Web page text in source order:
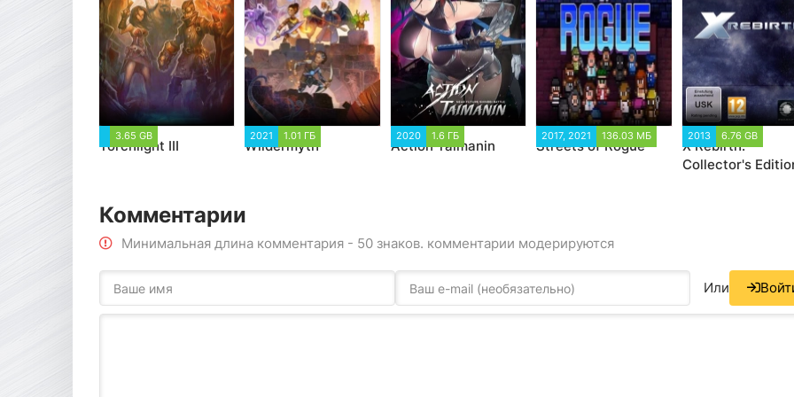
3.65 GB
Torchlight III
2021 1.01 ГБ
Wildermyth
2020 1.6 ГБ
Action Taimanin
2017, 2021 136.03 МБ
Streets of Rogue
2013 6.76 GB
X Rebirth:
Collector's
Комментарии
Минимальная длина комментария - 50 знаков. комментарии модерируются
Или